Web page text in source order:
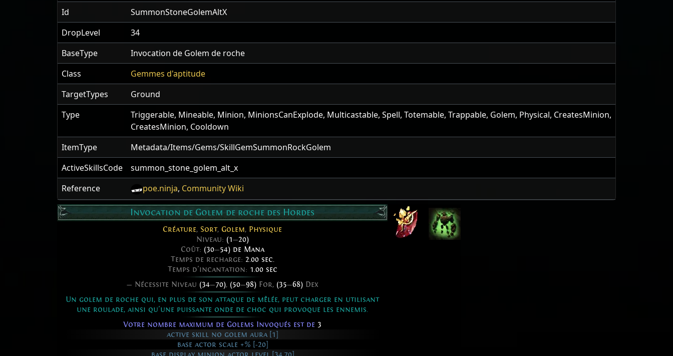
Id
SummonStoneGolemAltX
DropLevel
34
BaseType
Invocation de Golem de roche
Class
Gemmes d'aptitude
TargetTypes
Ground
Type
Triggerable, Mineable, Minion, MinionsCanExplode, Multicastable, Spell, Totemable, Trappable, Golem, Physical, CreatesMinion,
CreatesMinion, Cooldown
ItemType
Metadata/Items/Gems/SkillGemSummonRockGolem
ActiveSkillsCode
summon_stone_golem_alt_x
Reference
poe.ninja, Community Wiki
Invocation de Golem de roche des Hordes
Créature, Sort, Golem, Physique
Niveau: (1—20)
Coût: (30—54) de Mana
Temps de recharge: 2.00 sec.
Temps d'incantation: 1.00 sec
— Nécessite Niveau (34—70), (50—98) For, (35—68) Dex
Un golem de roche qui, en plus de son attaque de mêlée, peut charger en utilisant
une roulade, ainsi qu'une puissante onde de choc qui provoque les ennemis.
Votre nombre maximum de Golems Invoqués est de 3
active skill no golem aura [1]
base actor scale +% [-20]